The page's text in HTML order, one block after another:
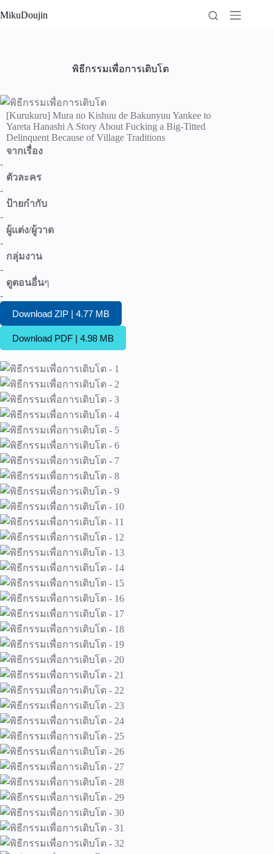
to
MikuDoujin
พิธีกรรมเพื่อการเติบโต
[Kurukuru] Mura no Kishuu de Bakunyuu Yankee to
Yareta Hanashi A Story About Fucking a Big-Titted
Delinquent Because of Village Traditions
จากเรื่อง
-
ตัวละคร
-
ป้ายกำกับ
-
ผู้แต่ง/ผู้วาด
-
กลุ่มงาน
-
ดูตอนอื่นๆ
-
Download ZIP | 4.77 MB
Download PDF | 4.98 MB